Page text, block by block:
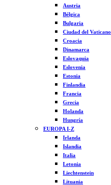
Austria
Bélgica
Bulgaria
Ciudad del Vaticano
Croacia
Dinamarca
Eslovaquia
Eslovenia
Estonia
Finlandia
Francia
Grecia
Holanda
Hungría
EUROPA I-Z
Irlanda
Islandia
Italia
Letonia
Liechtenstein
Lituania